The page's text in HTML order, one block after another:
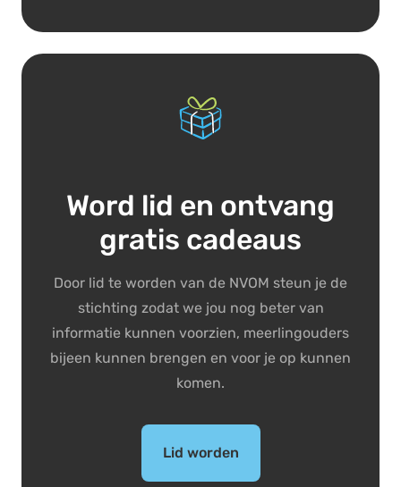
Word lid en ontvang
gratis cadeaus
Door lid te worden van de NVOM steun je de
stichting zodat we jou nog beter van
informatie kunnen voorzien, meerlingouders
bijeen kunnen brengen en voor je op kunnen
komen.
Lid worden